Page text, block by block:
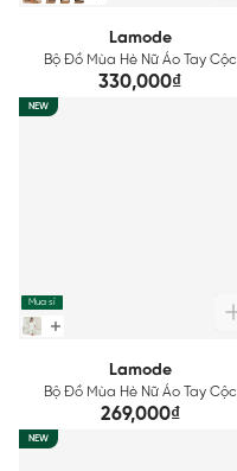
Lamode
Bộ Đồ Mùa Hè Nữ Áo Tay Cộc
Quần Dài Lụa Latin Lamode
LST032AS0
330,000₫
NEW
Mua sỉ
Lamode
Bộ Đồ Mùa Hè Nữ Áo Tay Cộc
Quần Đùi Lamode LST028AS0
269,000₫
NEW